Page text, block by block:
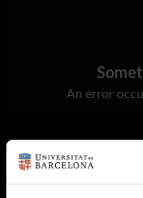
An error